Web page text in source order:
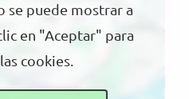
se puede mostrar a
en "Aceptar" para
cookies.